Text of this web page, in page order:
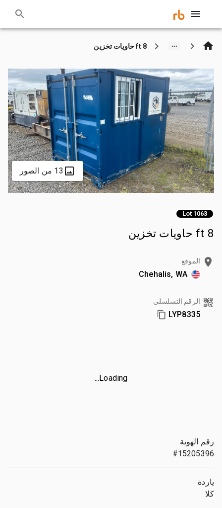
8 ft حاويات تخزين
13 من الصور
Lot 1063
8 ft حاويات تخزين
الموقع
Chehalis, WA
الرقم التسلسلي
LYP8335
Loading...
رقم الهوية
#15205396
ياردة
كلا